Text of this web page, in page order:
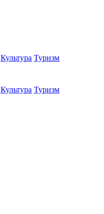
Культура Туризм
Культура Туризм